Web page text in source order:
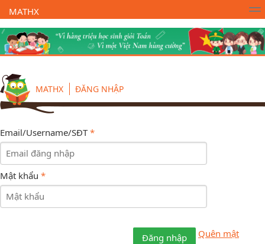
MATHX
Trường Toán Online MATHX Học toán - Lớp 1
MATHX ĐĂNG NHẬP
Email/Username/SĐT*
Mật khẩu *
Đăng nhập
Quên mật